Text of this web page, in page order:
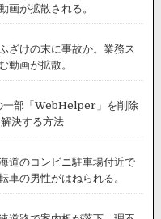
画が拡散される。
ざけの末に事故か。業務ス
動画が拡散。
一部「WebHelper」を削除
決する方法
道のコンビニ駐車場付近で
車の男性がはねられる。